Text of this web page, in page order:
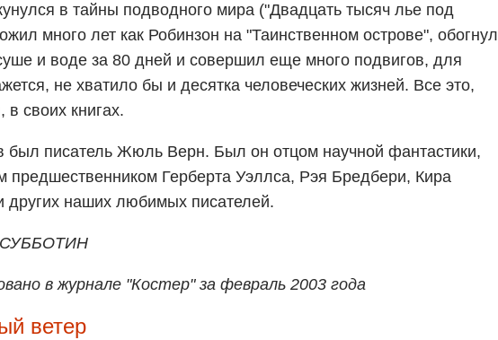
в тайны подводного мира ("Двадцать тысяч лье под
много лет как Робинзон на "Таинственном острове", обогнул
и воде за 80 дней и совершил еще много подвигов, для
не хватило бы и десятка человеческих жизней. Все это,
в своих книгах.
был писатель Жюль Верн. Был он отцом научной фантастики,
предшественником Герберта Уэллса, Рэя Бредбери, Кира
других наших любимых писателей.
СУББОТИН
в журнале "Костер" за февраль 2003 года
ветер